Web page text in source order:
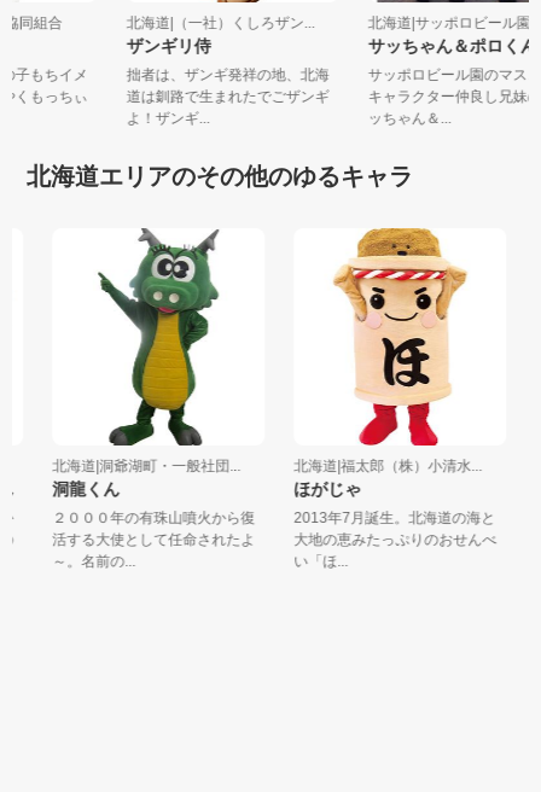
協同組合
子もちイメ
やくもっちぃ
北海道|（一社）くしろザン...
ザンギリ侍
拙者は、ザンギ発祥の地、北海
道は釧路で生まれたでごザンギ
よ！ザンギ...
北海道|サッポロビール
サッちゃん＆ポロく
サッポロビール園のマ
キャラクター仲良し兄
ッちゃん＆...
北海道エリアのその他のゆるキャラ
北海道|洞爺湖町・一般社団...
洞龍くん
２０００年の有珠山噴火から復
活する大使として任命されたよ
～。名前の...
北海道|福太郎（株）小清水...
ほがじゃ
2013年7月誕生。北海道の海と
大地の恵みたっぷりのおせんべ
い「ほ...